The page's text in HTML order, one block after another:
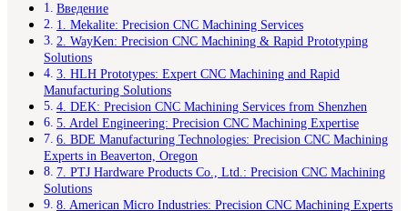
Введение
1. Mekalite: Precision CNC Machining Services
2. WayKen: Precision CNC Machining & Rapid Prototyping
Solutions
3. HLH Prototypes: Expert CNC Machining and Rapid
Manufacturing Solutions
4. DEK: Precision CNC Machining Services from Shenzhen
5. Ardel Engineering: Precision CNC Machining Expertise
6. BDE Manufacturing Technologies: Precision CNC Machining
Experts in Beaverton, Oregon
7. PTJ Hardware Products Co., Ltd.: Precision CNC Machining
Solutions
8. American Micro Industries: Precision CNC Machining Experts